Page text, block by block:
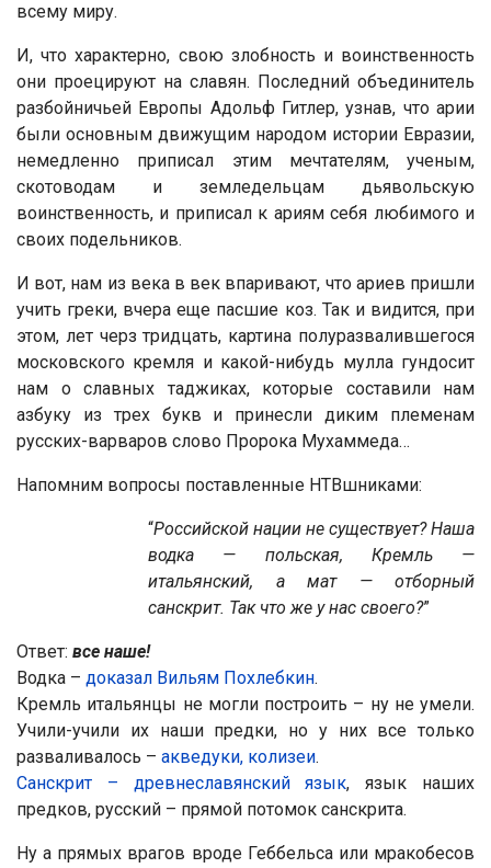
всему миру.
И, что характерно, свою злобность и воинственность
они проецируют на славян. Последний объединитель
разбойничьей Европы Адольф Гитлер, узнав, что арии
были основным движущим народом истории Евразии,
немедленно приписал этим мечтателям, ученым,
скотоводам и земледельцам дьявольскую
воинственность, и приписал к ариям себя любимого и
своих подельников.
И вот, нам из века в век впаривают, что ариев пришли
учить греки, вчера еще пасшие коз. Так и видится, при
этом, лет черз тридцать, картина полуразвалившегося
московского кремля и какой-нибудь мулла гундосит
нам о славных таджиках, которые составили нам
азбуку из трех букв и принесли диким племенам
русских-варваров слово Пророка Мухаммеда…
Напомним вопросы поставленные НТВшниками:
“Российской нации не существует? Наша
водка — польская, Кремль —
итальянский, а мат — отборный
санскрит. Так что же у нас своего?”
Ответ: все наше!
Водка – доказал Вильям Похлебкин.
Кремль итальянцы не могли построить – ну не умели.
Учили-учили их наши предки, но у них все только
разваливалось – акведуки, колизеи.
Санскрит – древнеславянский язык, язык наших
предков, русский – прямой потомок санскрита.
Ну а прямых врагов вроде Геббельса или мракобесов